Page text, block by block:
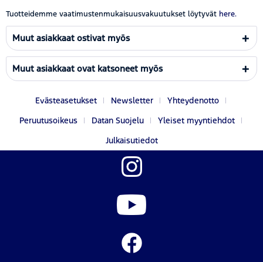
Tuotteidemme vaatimustenmukaisuusvakuutukset löytyvät here.
Muut asiakkaat ostivat myös
Muut asiakkaat ovat katsoneet myös
Evästeasetukset Newsletter
Yhteydenotto
Peruutusoikeus
Datan Suojelu
Yleiset myyntiehdot
Julkaisutiedot